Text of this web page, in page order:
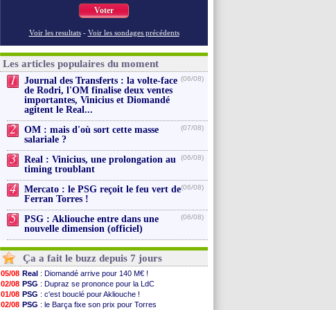
Voter
Voir les resultats - Voir les sondages précédents
Les articles populaires du moment
1
Journal des Transferts : la volte-face
de Rodri, l'OM finalise deux ventes
importantes, Vinicius et Diomandé
agitent le Real...
(06/08)
2
OM : mais d'où sort cette masse
salariale ?
(07/08)
3
Real : Vinicius, une prolongation au
timing troublant
(06/08)
4
Mercato : le PSG reçoit le feu vert de
Ferran Torres !
(06/08)
5
PSG : Akliouche entre dans une
nouvelle dimension (officiel)
(06/08)
Ça a fait le buzz depuis 7 jours
05/08 Real : Diomandé arrive pour 140 M€ !
02/08 PSG : Dupraz se prononce pour la LdC
01/08 PSG : c'est bouclé pour Akliouche !
02/08 PSG : le Barça fixe son prix pour Torres